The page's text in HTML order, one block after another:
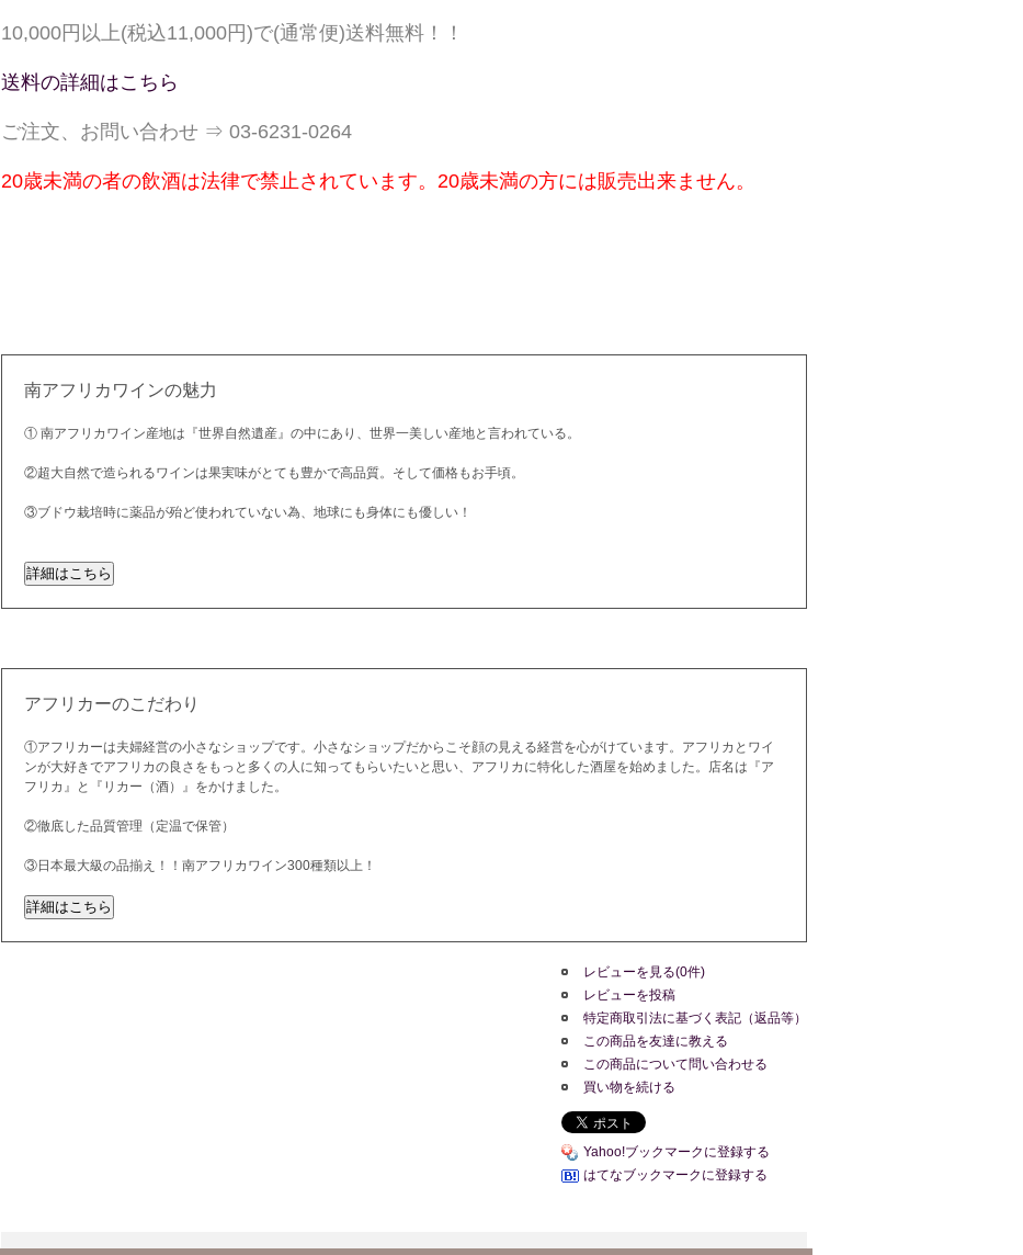
10,000円以上(税込11,000円)で(通常便)送料無料！！
送料の詳細はこちら
ご注文、お問い合わせ ⇒ 03-6231-0264
20歳未満の者の飲酒は法律で禁止されています。20歳未満の方には販売出来ません。
南アフリカワインの魅力
① 南アフリカワイン産地は『世界自然遺産』の中にあり、世界一美しい産地と言われている。
②超大自然で造られるワインは果実味がとても豊かで高品質。そして価格もお手頃。
③ブドウ栽培時に薬品が殆ど使われていない為、地球にも身体にも優しい！
アフリカーのこだわり
①アフリカーは夫婦経営の小さなショップです。小さなショップだからこそ顔の見える経営を心がけています。アフリカとワイ
ンが大好きでアフリカの良さをもっと多くの人に知ってもらいたいと思い、アフリカに特化した酒屋を始めました。店名は『ア
フリカ』と『リカー（酒）』をかけました。
②徹底した品質管理（定温で保管）
③日本最大級の品揃え！！南アフリカワイン300種類以上！
レビューを見る(0件)
レビューを投稿
特定商取引法に基づく表記（返品等）
この商品を友達に教える
この商品について問い合わせる
買い物を続ける
Yahoo!ブックマークに登録する
はてなブックマークに登録する